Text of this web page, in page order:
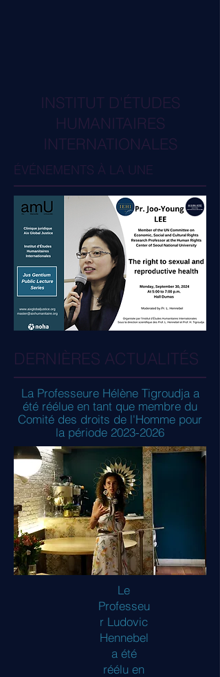
INSTITUT D'ÉTUDES
HUMANITAIRES
INTERNATIONALES
ÉVÉNEMENTS À LA UNE
DERNIÈRES ACTUALITÉS
La Professeure Hélène Tigroudja a
été réélue en tant que membre du
Comité des droits de l'Homme pour
la période 2023-2026
Le
Professeu
r Ludovic
Hennebel
a été
réélu en